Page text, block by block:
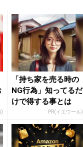
)
「持ち家を売る時の
NG行為」知ってるだ
けで得する事とは
PR(イエウール)